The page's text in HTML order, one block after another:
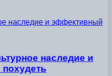
наследие и эффективный
наследие и